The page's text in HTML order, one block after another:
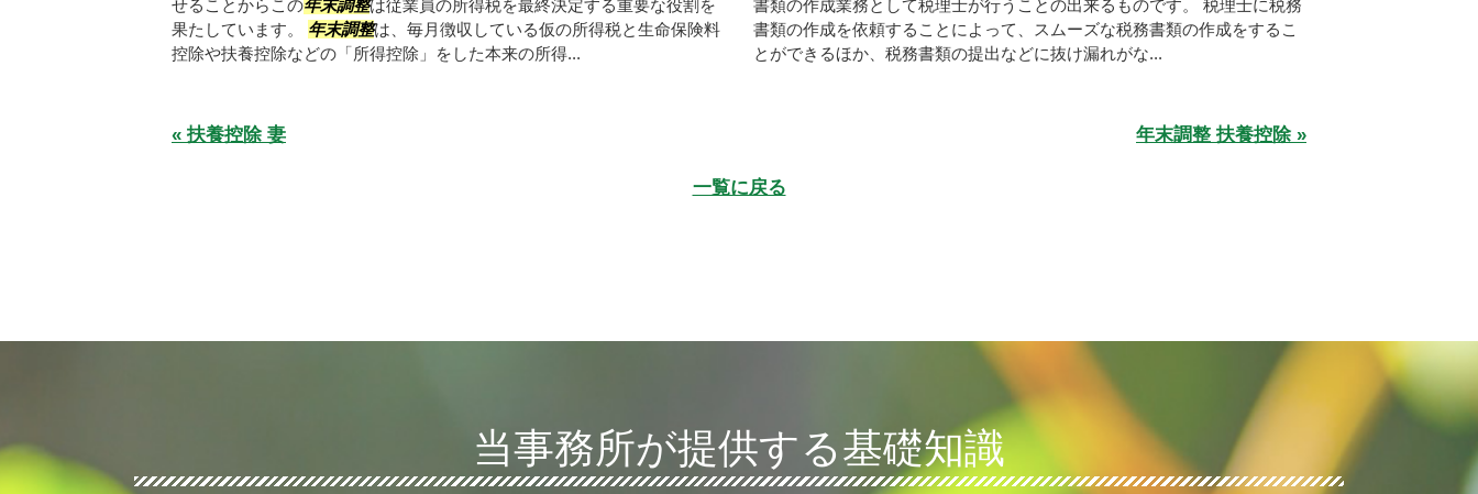
せることからこの年末調整は従業員の所得税を最終決定する重要な役割を
果たしています。 年末調整は、毎月徴収している仮の所得税と生命保険料
控除や扶養控除などの「所得控除」をした本来の所得...
書類の作成業務として税理士が行うことの出来るものです。 税理士に税務
書類の作成を依頼することによって、スムーズな税務書類の作成をするこ
とができるほか、税務書類の提出などに抜け漏れがな...
« 扶養控除 妻 年末調整 扶養控除 »
一覧に戻る
当事務所が提供する基礎知識